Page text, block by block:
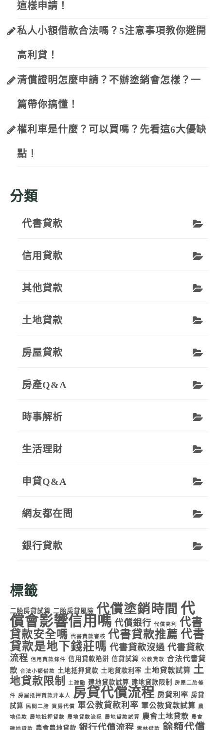
這樣申請！
私人小額借款合法嗎？5注意事項教你避開
高利貸！
清償證明怎麼申請？不辦塗銷會怎樣？一
篇帶你搞懂！
權利車是什麼？可以買嗎？先看這6大優缺
點！
分類
代書貸款
信用貸款
其他貸款
土地貸款
房屋貸款
房產Q&A
時事解析
生活理財
申貸Q&A
網友都在問
銀行貸款
標籤
二胎房貸試算 二胎房貸風險 代償塗銷時間 代
償會影響信用嗎 代償銀行 代償高利
代書
貸款安全嗎 代書貸款審核 代書貸款推薦 代書
貸款是地下錢莊嗎 代書貸款沒過 代書貸款
流程 信用貸款條件 信用貸款陷阱 信貸試算 公教貸款 合法代書貸
款 合法小額借款 土地抵押貸款 土地貸款利率 土地貸款試算 土
地貸款限制
土建融 建地貸款試算 建地貸款限制 房屋二胎條
件 房屋抵押貸款非本人 房貸代償流程 房貸利率 房貸
試算
民間二胎 買房代償 軍公教貸款利率 軍公教貸款試算
農
地借款
農地抵押貸款 農地貸款流程 農地貸款試算 農會土地貸款 農會
農會農地貸款 銀行代償流程 餘額代償